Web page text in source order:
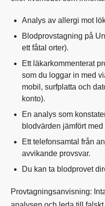
Analys av allergi mot
Blodprovstagning på
ett fåtal orter).
Ett läkarkommenterat
som du loggar in med
mobil, surfplatta och
konto).
En analys som
blodvärden jämfört
Ett telefonsamtal från
avvikande provsvar.
Du kan ta blodprovet
Provtagningsanvisning: